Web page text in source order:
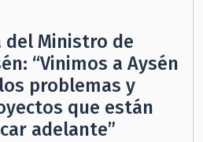
Ministro de
“Vinimos a Aysén
problemas y
que están
adelante”